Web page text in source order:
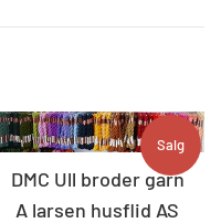
DMC Ull broder garn
A larsen husflid AS
Salg